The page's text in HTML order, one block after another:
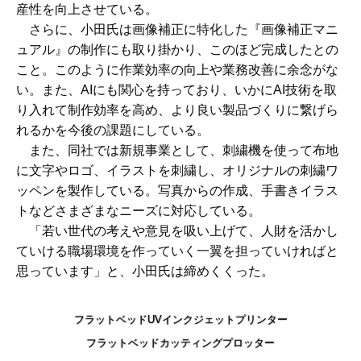
産性を向上させている。
さらに、小田氏は画像補正に特化した『画像補正マニ
ュアル』の制作にも取り掛かり、このほど完成したとの
こと。このように作業効率の向上や業務改善に余念がな
い。また、AIにも関心を持っており、いかにAI技術を取
り入れて制作効率を高め、より良い製品づくりに繋げら
れるかを今後の課題にしている。
また、同社では新規事業として、刺繍機を使って布地
に文字やロゴ、イラストを刺繍し、オリジナルの刺繍ワ
ッペンを製作している。写真からの作成、手書きイラス
トなどさまざまなニーズに対応している。
「若い世代の考えや意見を吸い上げて、人財を活かし
ていける職場環境を作っていく一翼を担っていければと
思っています」と、小田氏は締めくくった。
フラットベッドUVインクジェットプリンター
フラットベッドカッティングプロッター